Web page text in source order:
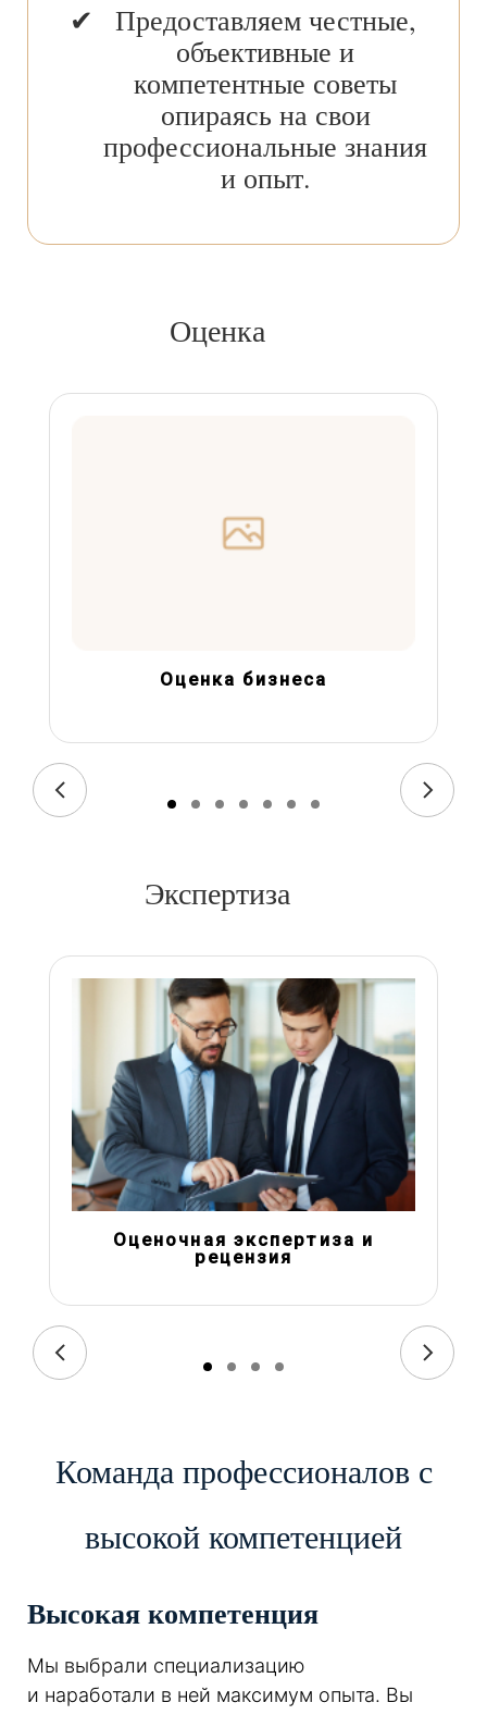
Предоставляем честные,
объективные и
компетентные советы
опираясь на свои
профессиональные знания
и опыт.
Оценка
Оценка бизнеса
Экспертиза
Оценочная экспертиза и
рецензия
Команда профессионалов с
высокой компетенцией
Высокая компетенция
Мы выбрали специализацию
и наработали в ней максимум опыта. Вы